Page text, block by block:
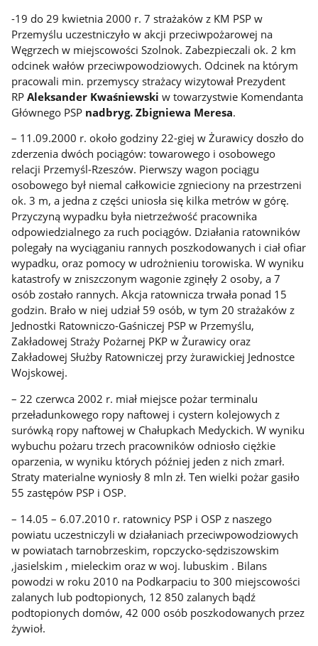
-19 do 29 kwietnia 2000 r. 7 strażaków z KM PSP w
Przemyślu uczestniczyło w akcji przeciwpożarowej na
Węgrzech w miejscowości Szolnok. Zabezpieczali ok. 2 km
odcinek wałów przeciwpowodziowych. Odcinek na którym
pracowali min. przemyscy strażacy wizytował Prezydent
RP Aleksander Kwaśniewskiw towarzystwie Komendanta
Głównego PSP nadbryg. Zbigniewa Meresa.
– 11.09.2000 r. około godziny 22-giej w Żurawicy doszło do
zderzenia dwóch pociągów: towarowego i osobowego
relacji Przemyśl-Rzeszów. Pierwszy wagon pociągu
osobowego był niemal całkowicie zgnieciony na przestrzeni
ok. 3 m, a jedna z części uniosła się kilka metrów w górę.
Przyczyną wypadku była nietrzeźwość pracownika
odpowiedzialnego za ruch pociągów. Działania ratowników
polegały na wyciąganiu rannych poszkodowanych i ciał ofiar
wypadku, oraz pomocy w udrożnieniu torowiska. W wyniku
katastrofy w zniszczonym wagonie zginęły 2 osoby, a 7
osób zostało rannych. Akcja ratownicza trwała ponad 15
godzin. Brało w niej udział 59 osób, w tym 20 strażaków z
Jednostki Ratowniczo-Gaśniczej PSP w Przemyślu,
Zakładowej Straży Pożarnej PKP w Żurawicy oraz
Zakładowej Służby Ratowniczej przy żurawickiej Jednostce
Wojskowej.
– 22 czerwca 2002 r. miał miejsce pożar terminalu
przeładunkowego ropy naftowej i cystern kolejowych z
surówką ropy naftowej w Chałupkach Medyckich. W wyniku
wybuchu pożaru trzech pracowników odniosło ciężkie
oparzenia, w wyniku których później jeden z nich zmarł.
Straty materialne wyniosły 8 mln zł. Ten wielki pożar gasiło
55 zastępów PSP i OSP.
– 14.05 – 6.07.2010 r. ratownicy PSP i OSP z naszego
powiatu uczestniczyli w działaniach przeciwpowodziowych
w powiatach tarnobrzeskim, ropczycko-sędziszowskim
,jasielskim , mieleckim oraz w woj. lubuskim . Bilans
powodzi w roku 2010 na Podkarpaciu to 300 miejscowości
zalanych lub podtopionych, 12 850 zalanych bądź
podtopionych domów, 42 000 osób poszkodowanych przez
żywioł.